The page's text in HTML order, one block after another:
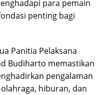
para pemain
penting bagi
Panitia Pelaksana
Budiharto memastikan
pengalaman
hiburan, dan